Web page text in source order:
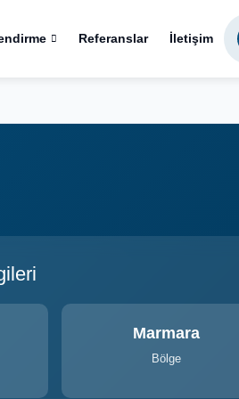
Referanslar İletişim
Marmara
Bölge